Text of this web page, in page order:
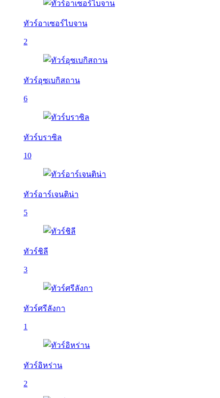
ทัวร์อาเซอร์ไบจาน
2
ทัวร์อุซเบกิสถาน
6
ทัวร์บราซิล
10
ทัวร์อาร์เจนติน่า
5
ทัวร์ชิลี
3
ทัวร์ศรีลังกา
1
ทัวร์อิหร่าน
2